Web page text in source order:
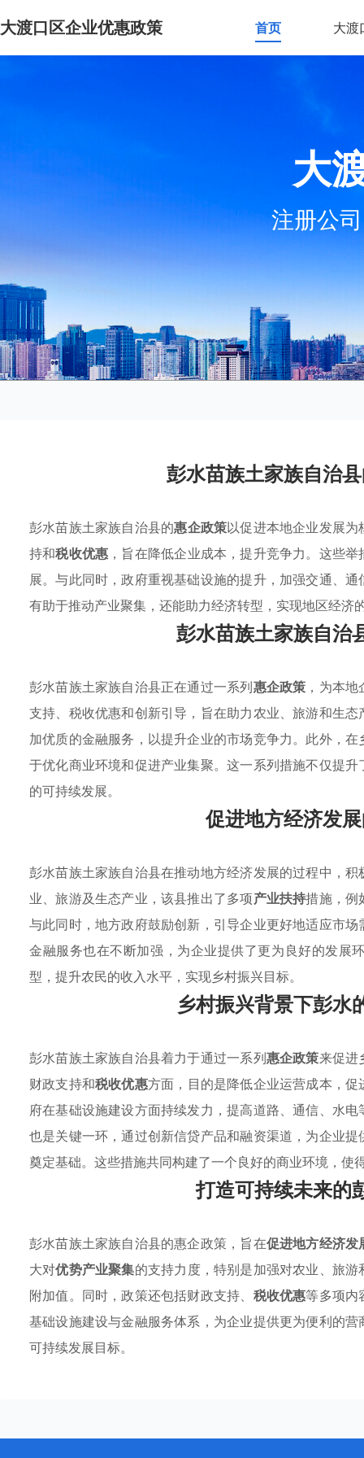
大渡口区企业优惠政策 首页 大渡
大
注册公
彭水苗族土家族自治
彭水苗族土家族自治县的惠企政策以促进本地企业发展
持和税收优惠 ，旨在降低企业成本，提升竞争力。这些
展。与此同时，政府重视基础设施的提升，加强交通、
有助于推动产业聚集，还能助力经济转型，实现地区经济
彭水苗族土家族自治
彭水苗族土家族自治县正在通过一系列惠企政策 ，为本
支持、税收优惠和创新引导，旨在助力农业、旅游和生
加优质的金融服务，以提升企业的市场竞争力。此外，
于优化商业环境和促进产业集聚。这一系列措施不仅提
的可持续发展。
促进地方经济发
彭水苗族土家族自治县在推动地方经济发展的过程中，积
业、旅游及生态产业，该县推出了多项产业扶持措施，例
与此同时，地方政府鼓励创新，引导企业更好地适应市
金融服务也在不断加强，为企业提供了更为良好的发展
型，提升农民的收入水平，实现乡村振兴目标。
乡村振兴背景下彭水
彭水苗族土家族自治县着力于通过一系列惠企政策来促进
财政支持和税收优惠方面，目的是降低企业运营成本，促
府在基础设施建设方面持续发力，提高道路、通信、水
也是关键一环，通过创新信贷产品和融资渠道，为企业
奠定基础。这些措施共同构建了一个良好的商业环境，
打造可持续未来的
彭水苗族土家族自治县的惠企政策，旨在促进地方经济发
大对优势产业聚集的支持力度，特别是加强对农业、旅
附加值。同时，政策还包括财政支持、 税收优惠等多项内
基础设施建设与金融服务体系，为企业提供更为便利的
可持续发展目标。